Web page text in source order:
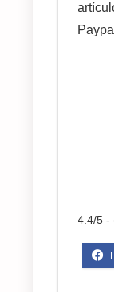
4.4/5 -